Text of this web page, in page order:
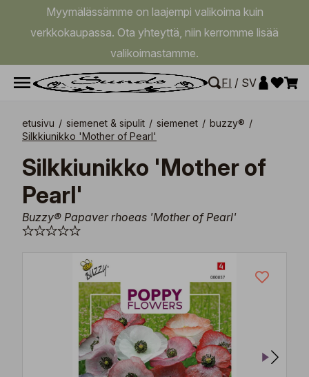
Myymälässämme on laajempi valikoima kuin
verkkokaupassa. Ota yhteyttä, niin kerromme lisää
valikoimastamme.
FI / SV
etusivu / siemenet & sipulit / siemenet / buzzy® /
Silkkiunikko 'Mother of Pearl'
Silkkiunikko 'Mother of
Pearl'
Buzzy® Papaver rhoeas 'Mother of Pearl'